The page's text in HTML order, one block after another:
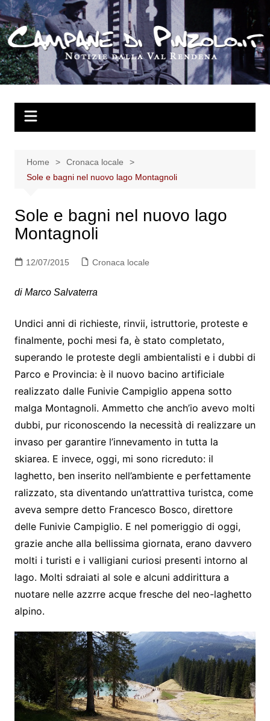
Salta
al
contenuto
Home
Cronaca locale
Sole e bagni nel nuovo lago Montagnoli
Sole e bagni nel nuovo lago
Montagnoli
12/07/2015 Cronaca locale
di Marco Salvaterra
Undici anni di richieste, rinvii, istruttorie, proteste e
finalmente, pochi mesi fa, è stato completato,
superando le proteste degli ambientalisti e i dubbi di
Parco e Provincia: è il nuovo bacino artificiale
realizzato dalle Funivie Campiglio appena sotto
malga Montagnoli. Ammetto che anch’io avevo molti
dubbi, pur riconoscendo la necessità di realizzare un
invaso per garantire l’innevamento in tutta la
skiarea. E invece, oggi, mi sono ricreduto: il
laghetto, ben inserito nell’ambiente e perfettamente
ralizzato, sta diventando un’attrattiva turistca, come
aveva sempre detto Francesco Bosco, direttore
delle Funivie Campiglio. E nel pomeriggio di oggi,
grazie anche alla bellissima giornata, erano davvero
molti i turisti e i valligiani curiosi presenti intorno al
lago. Molti sdraiati al sole e alcuni addirittura a
nuotare nelle azzrre acque fresche del neo-laghetto
alpino.